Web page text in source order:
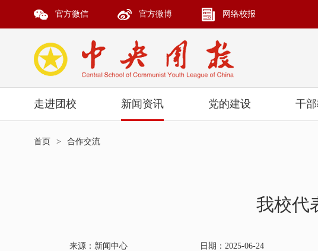
官方微信 官方微博 网络校报
走进团校 新闻资讯 党的建设 干
首页 > 合作交流
我校代
来源：新闻中心 日期：2025-06-24